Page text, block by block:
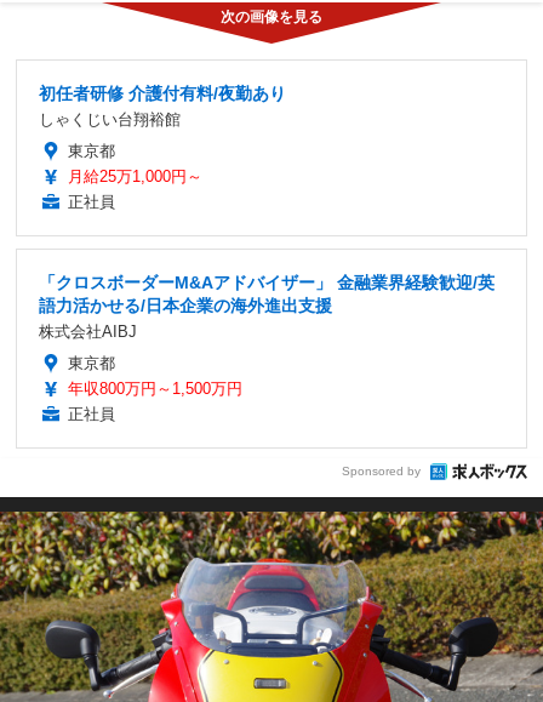
初任者研修 介護付有料/夜勤あり
しゃくじい台翔裕館
東京都
月給25万1,000円～
正社員
「クロスボーダーM&Aアドバイザー」 金融業界経験歓迎/英
語力活かせる/日本企業の海外進出支援
株式会社AIBJ
東京都
年収800万円～1,500万円
正社員
Sponsored by